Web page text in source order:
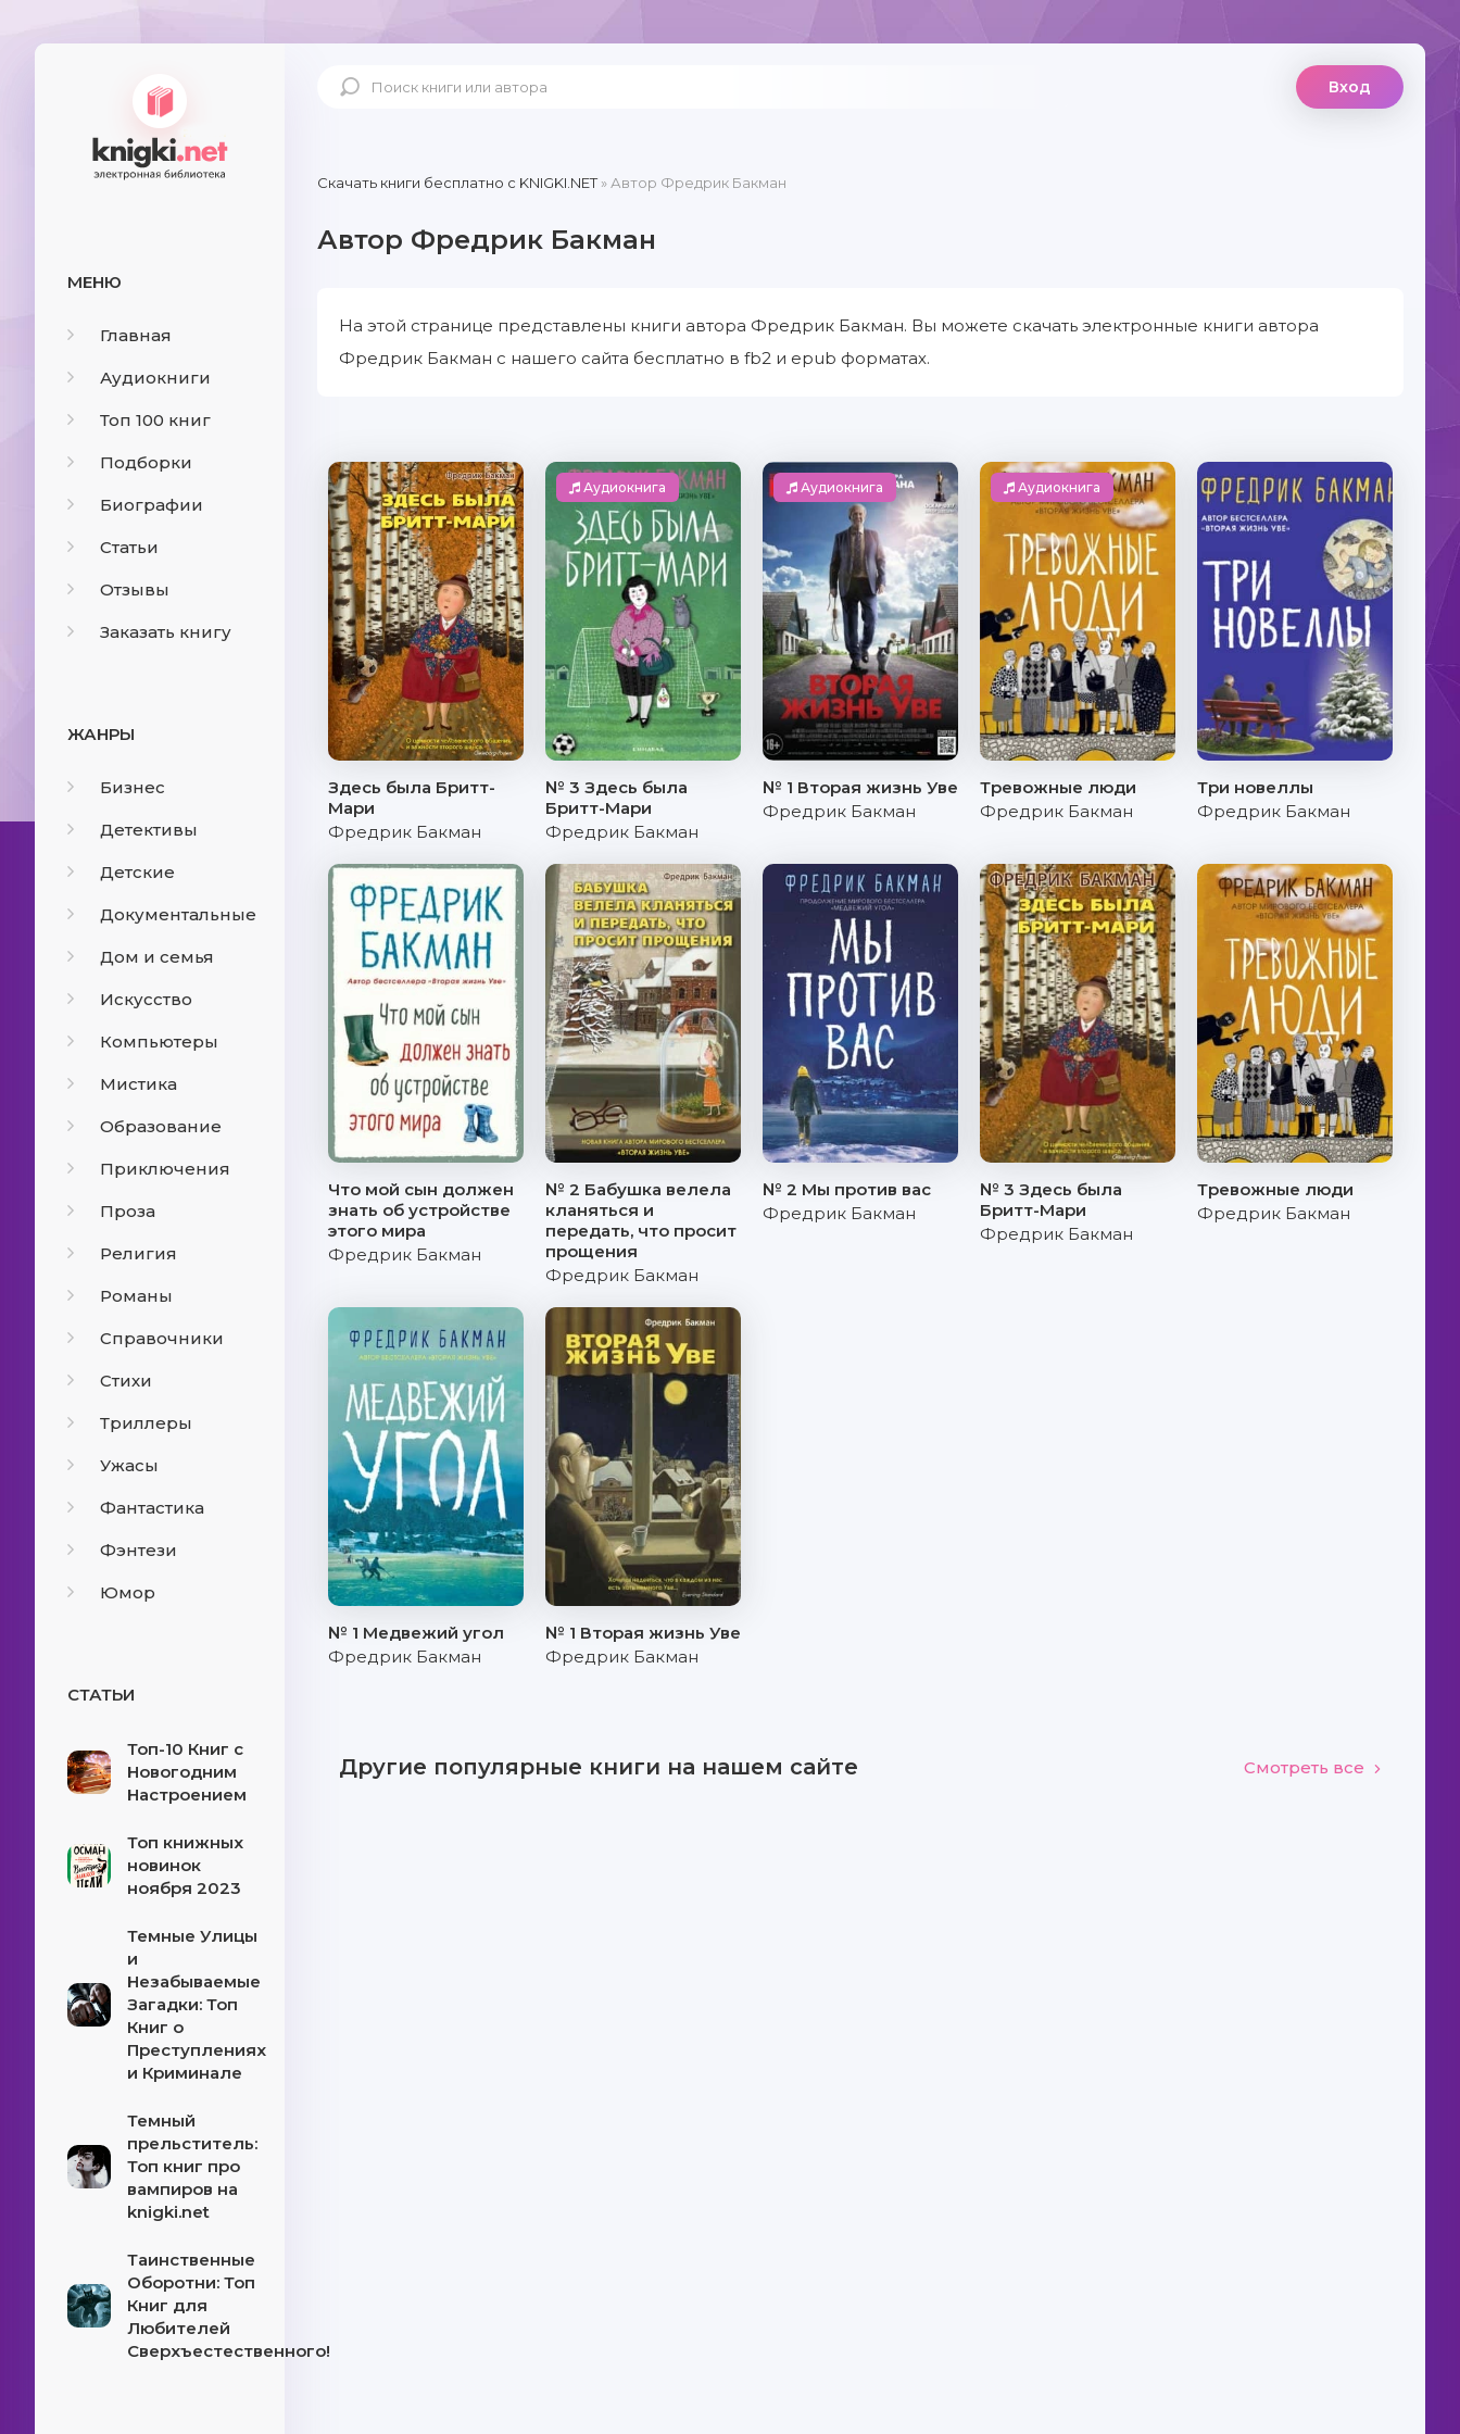
МЕНЮ
Главная
Аудиокниги
Топ 100 книг
Подборки
Биографии
Статьи
Отзывы
Заказать книгу
ЖАНРЫ
Бизнес
Детективы
Детские
Документальные
Дом и семья
Искусство
Компьютеры
Мистика
Образование
Приключения
Проза
Религия
Романы
Справочники
Стихи
Триллеры
Ужасы
Фантастика
Фэнтези
Юмор
СТАТЬИ
Топ-10 Книг с
Новогодним
Настроением
Топ книжных
новинок
ноября 2023
Темные Улицы
и
Незабываемые
Загадки: Топ
Книг о
Преступлениях
и Криминале
Темный
прельститель:
Топ книг про
вампиров на
knigki.net
Таинственные
Оборотни: Топ
Книг для
Любителей
Сверхъестественного!
Вход
Скачать книги бесплатно c KNIGKI.NET» Автор Фредрик Бакман
Автор Фредрик Бакман
На этой странице представлены книги автора Фредрик Бакман. Вы можете скачать электронные книги автора
Фредрик Бакман с нашего сайта бесплатно в fb2 и epub форматах.
Здесь была Бритт-
Мари
Фредрик Бакман
Аудиокнига
№ 3 Здесь была
Бритт-Мари
Фредрик Бакман
Аудиокнига
№ 1 Вторая жизнь Уве
Фредрик Бакман
Аудиокнига
Тревожные люди
Фредрик Бакман
Три новеллы
Фредрик Бакман
Что мой сын должен
знать об устройстве
этого мира
Фредрик Бакман
№ 2 Бабушка велела
кланяться и
передать, что просит
прощения
Фредрик Бакман
№ 2 Мы против вас
Фредрик Бакман
№ 3 Здесь была
Бритт-Мари
Фредрик Бакман
Тревожные люди
Фредрик Бакман
№ 1 Медвежий угол
Фредрик Бакман
№ 1 Вторая жизнь Уве
Фредрик Бакман
Другие популярные книги на нашем сайте Смотреть все